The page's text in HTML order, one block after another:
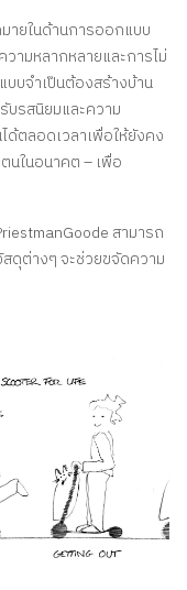
ายในด้านการออกแบบ
ามหลากหลายและการไม่
บจำเป็นต้องสร้างบ้าน
รสนิยมและความ
ด้ตลอดเวลาเพื่อให้ยังคง
นในอนาคต – เพื่อ
สามารถ
ดุต่างๆ จะช่วยขจัดความ